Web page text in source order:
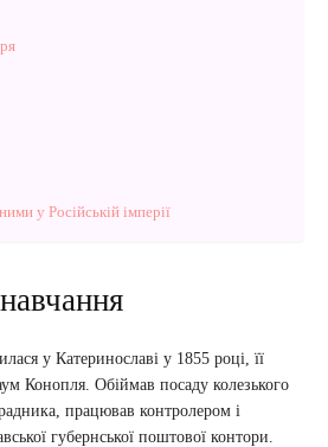
у Російській імперії
у Катеринославі у 1855 році, її
Конопля. Обіймав посаду колезького
працював контролером і
губернської поштової контори.